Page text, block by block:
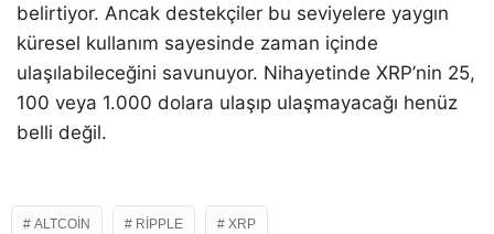
belirtiyor. Ancak destekçiler bu seviyelere yaygın
küresel kullanım sayesinde zaman içinde
ulaşılabileceğini savunuyor. Nihayetinde XRP’nin 25,
100 veya 1.000 dolara ulaşıp ulaşmayacağı henüz
belli değil.
ALTCOIN RIPPLE XRP